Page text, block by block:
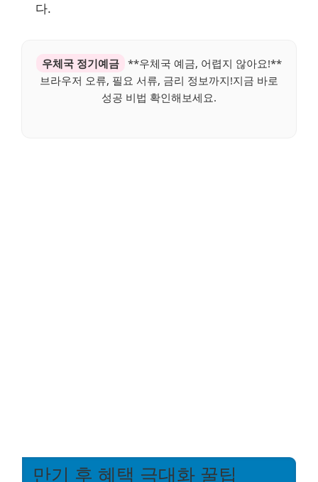
다.
우체국 정기예금 **우체국 예금, 어렵지 않아요!**
브라우저 오류, 필요 서류, 금리 정보까지!지금 바로
성공 비법 확인해보세요.
만기 후 혜택 극대화 꿀팁